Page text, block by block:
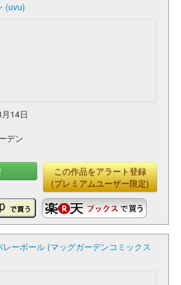
(uvu)
14日
デン
この作品をアラート登録
(プレミアムユーザー限定)
ーボール (マッグガーデンコミックス